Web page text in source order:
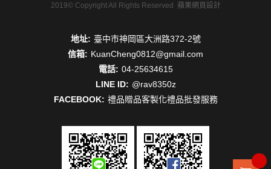
2019© Copyright All Rights Reserved 蘋果網頁設計
地址: 臺中市神岡區大洲路372-2號
信箱: KuanCheng0812@gmail.com
電話: 04-25634615
LINE ID: @rav8350z
FACEBOOK: 禮品贈品客製化禮品批發服務